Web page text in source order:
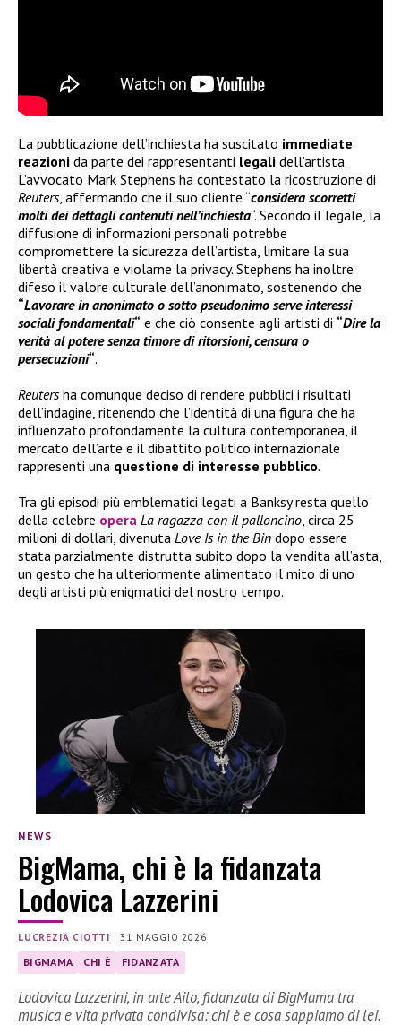
La pubblicazione dell’inchiesta ha suscitato immediate
reazioni da parte dei rappresentanti legali dell’artista.
L’avvocato Mark Stephens ha contestato la ricostruzione di
Reuters, affermando che il suo cliente “considera scorretti
molti dei dettagli contenuti nell’inchiesta“. Secondo il legale, la
diffusione di informazioni personali potrebbe
compromettere la sicurezza dell’artista, limitare la sua
libertà creativa e violarne la privacy. Stephens ha inoltre
difeso il valore culturale dell’anonimato, sostenendo che
“Lavorare in anonimato o sotto pseudonimo serve interessi
sociali fondamentali“ e che ciò consente agli artisti di “Dire la
verità al potere senza timore di ritorsioni, censura o
persecuzioni“.
Reutersha comunque deciso di rendere pubblici i risultati
dell’indagine, ritenendo che l’identità di una figura che ha
influenzato profondamente la cultura contemporanea, il
mercato dell’arte e il dibattito politico internazionale
rappresenti una questione di interesse pubblico.
Tra gli episodi più emblematici legati a Banksy resta quello
della celebre opera La ragazza con il palloncino, circa 25
milioni di dollari, divenuta Love Is in the Bin dopo essere
stata parzialmente distrutta subito dopo la vendita all’asta,
un gesto che ha ulteriormente alimentato il mito di uno
degli artisti più enigmatici del nostro tempo.
NEWS
BigMama, chi è la fidanzata
Lodovica Lazzerini
LUCREZIA CIOTTI |31 MAGGIO 2026
BIGMAMA CHI È FIDANZATA
Lodovica Lazzerini, in arte Ailo, fidanzata di BigMama tra
musica e vita privata condivisa: chi è e cosa sappiamo di lei.